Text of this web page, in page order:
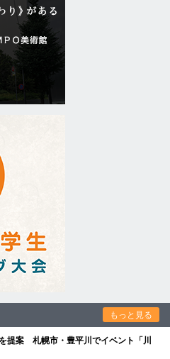
もっと見る
提案 札幌市・豊平川でイベント「川